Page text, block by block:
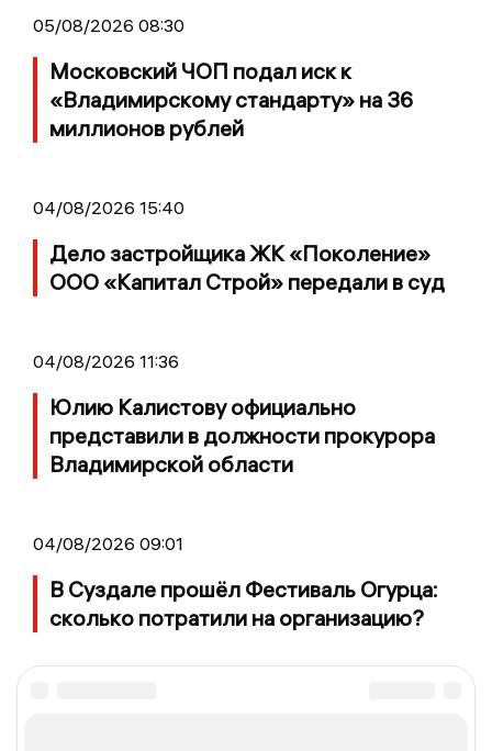
05/08/2026 08:30
Московский ЧОП подал иск к
«Владимирскому стандарту» на 36
миллионов рублей
04/08/2026 15:40
Дело застройщика ЖК «Поколение»
ООО «Капитал Строй» передали в суд
04/08/2026 11:36
Юлию Калистову официально
представили в должности прокурора
Владимирской области
04/08/2026 09:01
В Суздале прошёл Фестиваль Огурца:
сколько потратили на организацию?